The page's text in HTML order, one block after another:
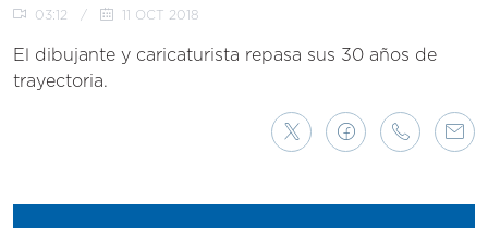
03:12 / 11 OCT 2018
El dibujante y caricaturista repasa sus 30 años de
trayectoria.